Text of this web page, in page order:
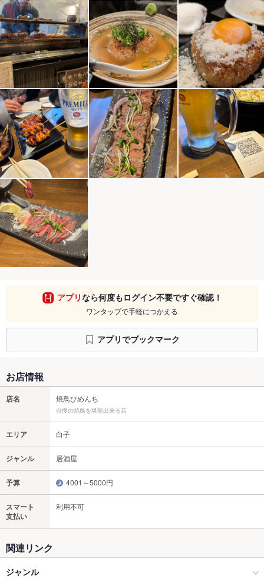
アプリなら何度もログイン不要ですぐ確認！
ワンタップで手軽につかえる
アプリでブックマーク
お店情報
店名 焼鳥ひめんち
自慢の焼鳥を堪能出来る店
エリア 白子
ジャンル 居酒屋
予算 4001～5000円
スマート
支払い
利用不可
関連リンク
ジャンル